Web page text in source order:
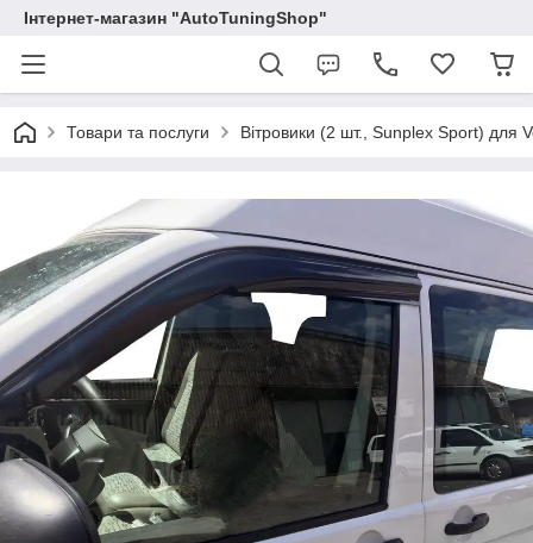
Інтернет-магазин "AutoTuningShop"
Товари та послуги Вітровики (2 шт., Sunplex Sport) для